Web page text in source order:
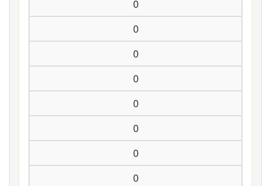
0
0
0
0
0
0
0
0